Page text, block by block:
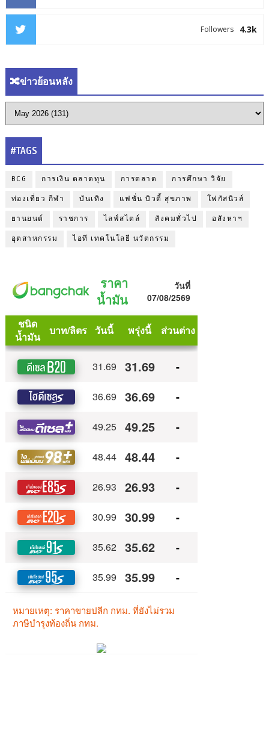
4.3k
Followers
🔀ข่าวย้อนหลัง
#TAGS
BCG การเงิน ตลาดทุน การตลาด การศึกษา วิจัย
ท่องเที่ยว กีฬา บันเทิง แฟชั่น บิวตี้ สุขภาพ โฟกัสนิวส์
ยานยนต์ ราชการ ไลฟ์สไตล์ สังคมทั่วไป อสังหาฯ
อุตสาหกรรม ไอที เทคโนโลยี นวัตกรรม